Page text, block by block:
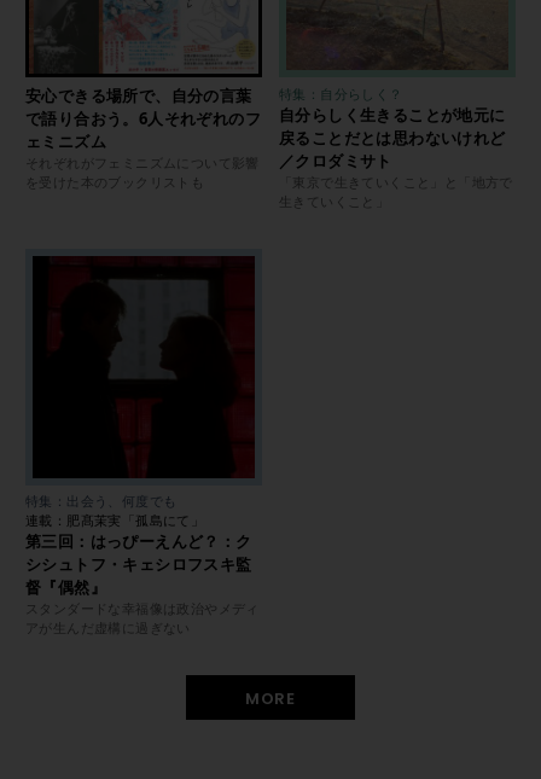
安心できる場所で、自分の言葉
で語り合おう。6人それぞれのフ
ェミニズム
それぞれがフェミニズムについて影響
を受けた本のブックリストも
特集：自分らしく？
自分らしく生きることが地元に
戻ることだとは思わないけれど
／クロダミサト
「東京で生きていくこと」と「地方で
生きていくこと」
特集：出会う、何度でも
連載：肥髙茉実「孤島にて」
第三回：はっぴーえんど？：ク
シシュトフ・キェシロフスキ監
督『偶然』
スタンダードな幸福像は政治やメディ
アが生んだ虚構に過ぎない
MORE